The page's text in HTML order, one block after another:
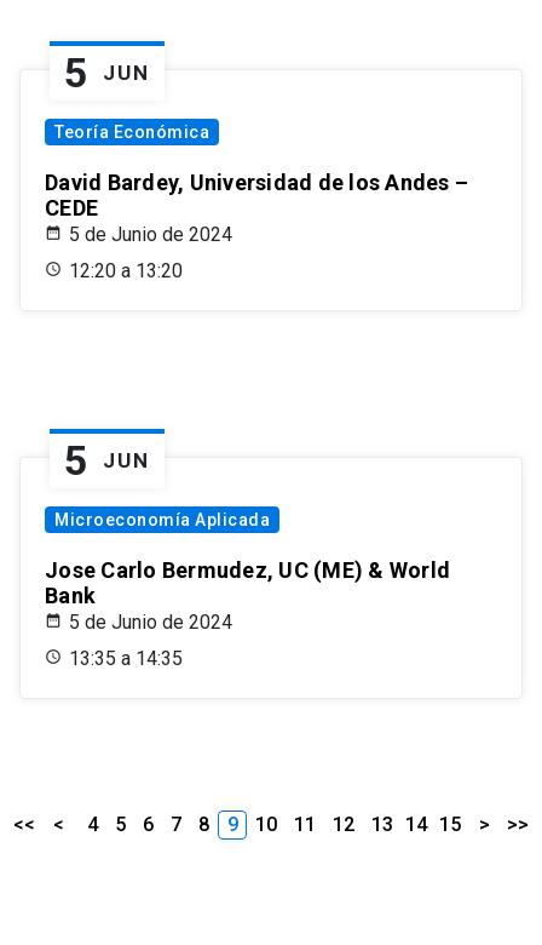
5 JUN
Teoría Económica
David Bardey, Universidad de los Andes –
CEDE
5 de Junio de 2024
12:20 a 13:20
5 JUN
Microeconomía Aplicada
Jose Carlo Bermudez, UC (ME) & World
Bank
5 de Junio de 2024
13:35 a 14:35
<< < 4 5 6 7 8 9 10 11 12 13 14 15 > >>